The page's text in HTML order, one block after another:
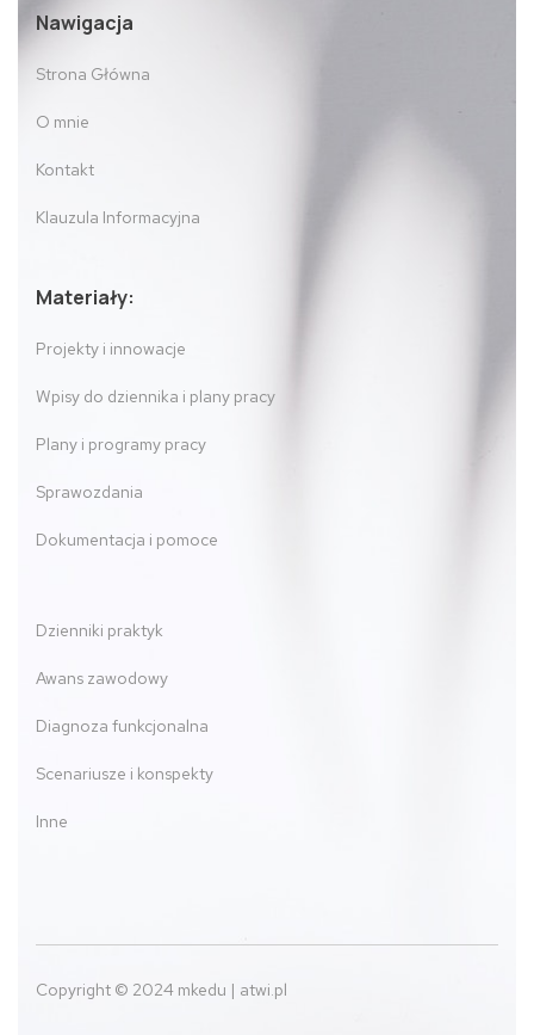
Nawigacja
Strona Główna
O mnie
Kontakt
Klauzula Informacyjna
Materiały:
Projekty i innowacje
Wpisy do dziennika i plany pracy
Plany i programy pracy
Sprawozdania
Dokumentacja i pomoce
Dzienniki praktyk
Awans zawodowy
Diagnoza funkcjonalna
Scenariusze i konspekty
Inne
Copyright © 2024 mkedu | atwi.pl